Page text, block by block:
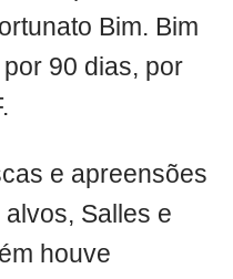
Bim. Bim
90 dias, por
e apreensões
Salles e
houve